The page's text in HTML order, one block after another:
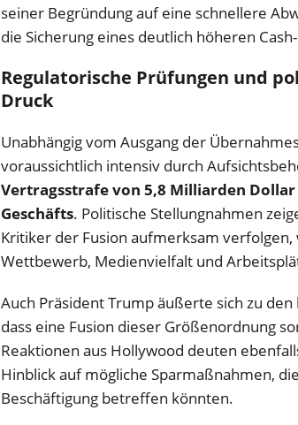
seiner Begründung auf eine schnellere
die Sicherung eines deutlich höheren
Regulatorische Prüfungen und
Druck
Unabhängig vom Ausgang der
voraussichtlich intensiv durch
Vertragsstrafe von 5,8 Milliarden
Geschäfts. Politische Stellungnahmen
Kritiker der Fusion aufmerksam
Wettbewerb, Medienvielfalt und
Auch Präsident Trump äußerte sich zu
dass eine Fusion dieser Größenordnung
Reaktionen aus Hollywood deuten
Hinblick auf mögliche Sparmaßnahmen,
Beschäftigung betreffen könnten.